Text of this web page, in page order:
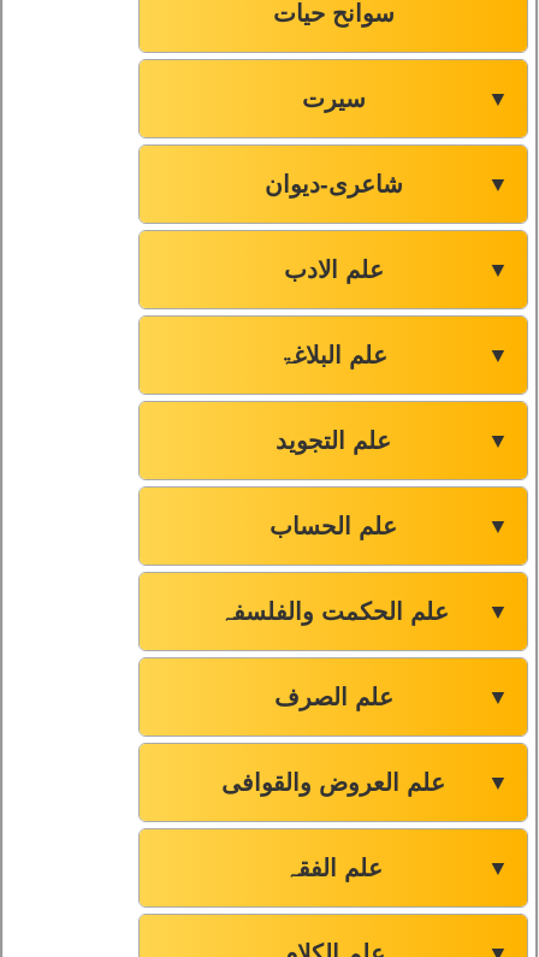
سوانح حیات
سیرت ▼
شاعری-دیوان ▼
علم الادب ▼
علم البلاغۃ ▼
علم التجوید ▼
علم الحساب ▼
علم الحکمت والفلسفہ ▼
علم الصرف ▼
علم العروض والقوافی ▼
علم الفقہ ▼